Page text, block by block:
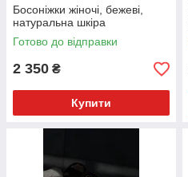
Босоніжки жіночі, бежеві,
натуральна шкіра
Готово до відправки
2 350 ₴
Купити